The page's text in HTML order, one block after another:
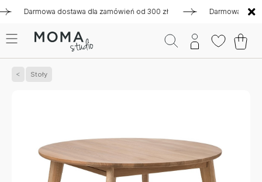
Darmowa dostawa dla zamówień od 300 zł Darmowa dostawa
Stoły